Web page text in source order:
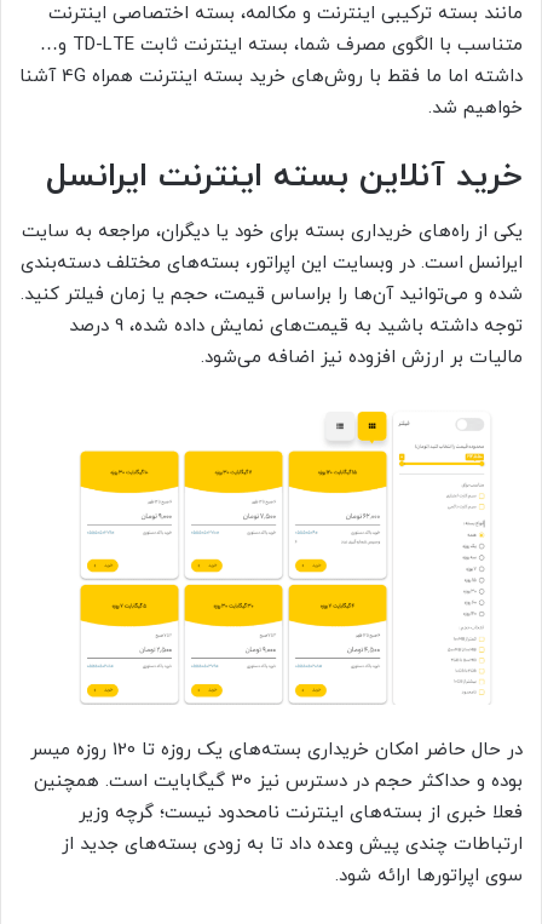
مانند بسته ترکیبی اینترنت و مکالمه، بسته اختصاصی اینترنت
متناسب با الگوی مصرف شما، بسته اینترنت ثابت TD-LTE و…
داشته اما ما فقط با روش‌های خرید بسته اینترنت همراه 4G آشنا
خواهیم شد.
خرید آنلاین بسته اینترنت ایرانسل
یکی از راه‌های خریداری بسته برای خود یا دیگران، مراجعه به سایت
ایرانسل است. در وبسایت این اپراتور، بسته‌های مختلف دسته‌بندی
شده و می‌توانید آن‌ها را براساس قیمت، حجم یا زمان فیلتر کنید.
توجه داشته باشید به قیمت‌های نمایش داده شده، 9 درصد
مالیات بر ارزش افزوده نیز اضافه می‌شود.
در حال حاضر امکان خریداری بسته‌های یک روزه تا 120 روزه میسر
بوده و حداکثر حجم در دسترس نیز 30 گیگابایت است. همچنین
فعلا خبری از بسته‌های اینترنت نامحدود نیست؛ گرچه وزیر
ارتباطات چندی پیش وعده داد تا به زودی بسته‌های جدید از
سوی اپراتورها ارائه شود.